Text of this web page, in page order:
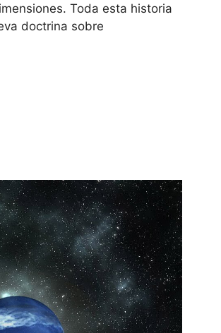
Toda esta historia
doctrina sobre